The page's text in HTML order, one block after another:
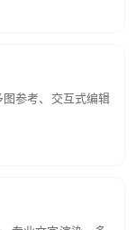
参考、交互式编辑